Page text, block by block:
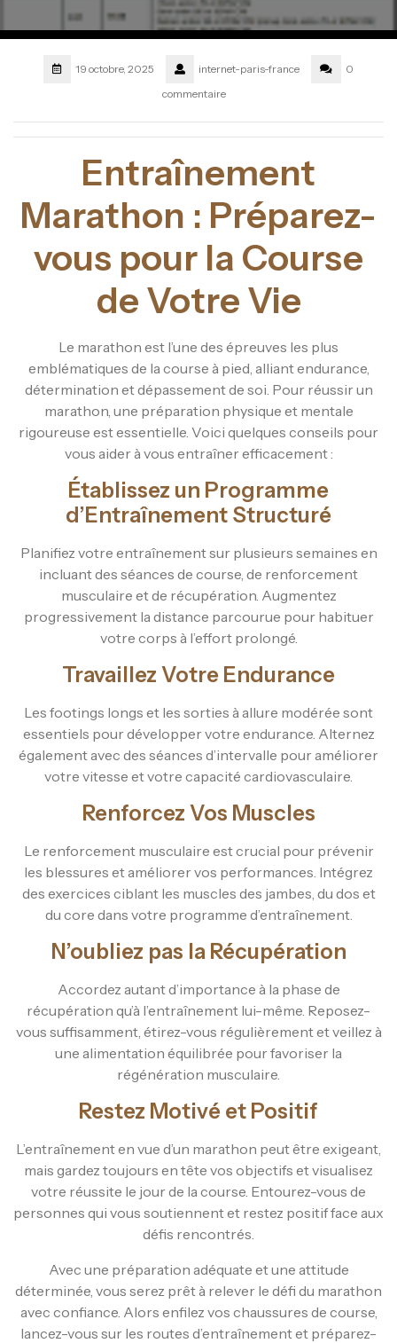
19 octobre, 2025 internet-paris-france
0
commentaire
Entraînement
Marathon : Préparez-
vous pour la Course
de Votre Vie
Le marathon est l’une des épreuves les plus
emblématiques de la course à pied, alliant endurance,
détermination et dépassement de soi. Pour réussir un
marathon, une préparation physique et mentale
rigoureuse est essentielle. Voici quelques conseils pour
vous aider à vous entraîner efficacement :
Établissez un Programme
d’Entraînement Structuré
Planifiez votre entraînement sur plusieurs semaines en
incluant des séances de course, de renforcement
musculaire et de récupération. Augmentez
progressivement la distance parcourue pour habituer
votre corps à l’effort prolongé.
Travaillez Votre Endurance
Les footings longs et les sorties à allure modérée sont
essentiels pour développer votre endurance. Alternez
également avec des séances d’intervalle pour améliorer
votre vitesse et votre capacité cardiovasculaire.
Renforcez Vos Muscles
Le renforcement musculaire est crucial pour prévenir
les blessures et améliorer vos performances. Intégrez
des exercices ciblant les muscles des jambes, du dos et
du core dans votre programme d’entraînement.
N’oubliez pas la Récupération
Accordez autant d’importance à la phase de
récupération qu’à l’entraînement lui-même. Reposez-
vous suffisamment, étirez-vous régulièrement et veillez à
une alimentation équilibrée pour favoriser la
régénération musculaire.
Restez Motivé et Positif
L’entraînement en vue d’un marathon peut être exigeant,
mais gardez toujours en tête vos objectifs et visualisez
votre réussite le jour de la course. Entourez-vous de
personnes qui vous soutiennent et restez positif face aux
défis rencontrés.
Avec une préparation adéquate et une attitude
déterminée, vous serez prêt à relever le défi du marathon
avec confiance. Alors enfilez vos chaussures de course,
lancez-vous sur les routes d’entraînement et préparez-